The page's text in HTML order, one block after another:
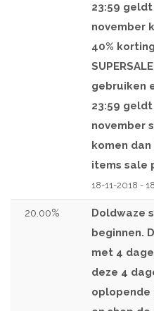
23:59 geldt
november
40%
gebruiken
23:59 geldt
november
komen
items sale
18-11-2018 -
20.00%
Doldwaze
beginnen.
met 4
deze 4
oplopende